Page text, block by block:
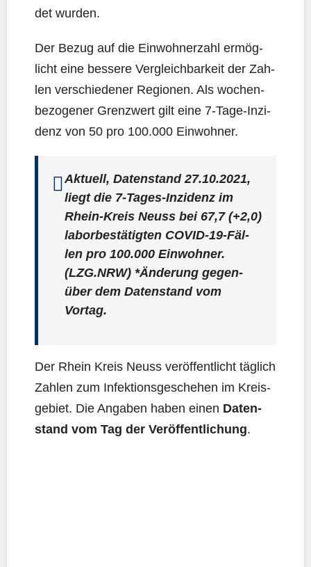
det wurden.
Der Bezug auf die Ein­woh­ner­zahl ermög­
licht eine bes­se­re Ver­gleich­bar­keit der Zah­
len ver­schie­de­ner Regio­nen. Als wochen­
be­zo­ge­ner Grenz­wert gilt eine 7‑Ta­ge-Inzi­
denz von 50 pro 100.000 Einwohner.
Aktu­ell, Daten­stand 27.10.2021,
liegt die 7‑Ta­ges-Inzi­denz im
Rhein-Kreis Neuss bei 67,7 (+2,0)
labor­be­stä­tig­ten COVID-19-Fäl­
len pro 100.000 Ein­woh­ner.
(LZG.NRW) *Ände­rung gegen­
über dem Daten­stand vom
Vortag.
Der Rhein Kreis Neuss ver­öf­fent­licht täg­lich
Zah­len zum Infek­ti­ons­ge­sche­hen im Kreis­
ge­biet. Die Anga­ben haben einen Daten­
stand vom Tag der Ver­öf­fent­li­chung.